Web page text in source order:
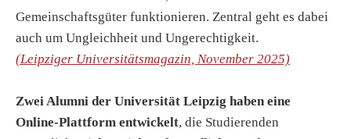
Gemeinschaftsgüter funktionieren. Zentral geht es dabei
auch um Ungleichheit und Ungerechtigkeit.
(Leipziger Universitätsmagazin, November 2025)
Zwei Alumni der Universität Leipzig haben eine
Online-Plattform entwickelt, die Studierenden